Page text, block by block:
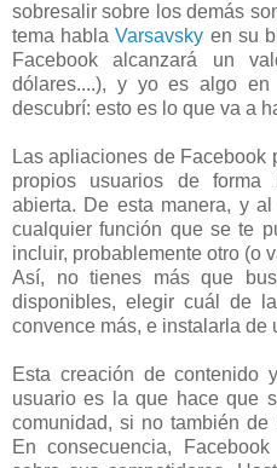
sobresalir sobre los demás
tema hablaVarsavsky en su
Facebook alcanzará un
dólares....), y yo es algo
descubrí: esto es lo que va a
Las apliaciones de Facebook
propios usuarios de forma
abierta. De esta manera, y al
cualquier función que se te
incluir, probablemente otro (o
Así, no tienes más que
disponibles, elegir cuál de
convence más, e instalarla de
Esta creación de contenido
usuario es la que hace que
comunidad, si no también
En consecuencia,